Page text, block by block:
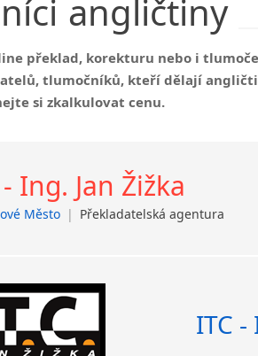
angličtiny
překlad, korekturu nebo i
tlumočníků, kteří dělají
si zkalkulovat cenu.
Ing. Jan Žižka
Město | Překladatelská agentura
ITC -